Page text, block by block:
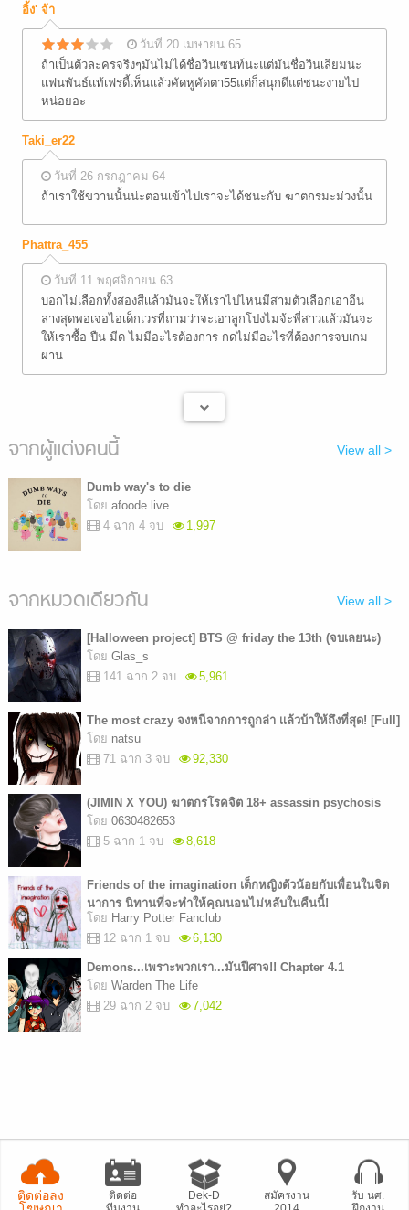
อิ้ง' จ้า
วันที่ 20 เมษายน 65
ถ้าเป็นตัวละครจริงๆมันไม่ได้ชื่อวินเซนท์นะแต่มันชื่อวินเลียมนะ
แฟนพันธ์แท้เฟรดี้เห็นแล้วคัดหูคัดตา55แต่ก็สนุกดีแต่ชนะง่ายไป
หน่อยอะ
Taki_er22
วันที่ 26 กรกฎาคม 64
ถ้าเราใช้ขวานนั้นน่ะตอนเข้าไปเราจะได้ชนะกับ ฆาตกรมะม่วงนั้น
Phattra_455
วันที่ 11 พฤศจิกายน 63
บอกไม่เลือกทั้งสองสีเเล้วมันจะให้เราไปไหนมีสามตัวเลือกเอาอีน
ล่างสุดพอเจอไอเด็กเวรที่ถามว่าจะเอาลูกโป่งไม่จ้ะพี่สาวเเล้วมันจะ
ให้เราซื้อ ปืน มีด ไม่มีอะไรต้องการ กดไม่มีอะไรที่ต้องการจบเกม
ผ่าน
จากผู้แต่งคนนี้ View all >
Dumb way's to die
โดย afoode live
4 ฉาก 4 จบ
1,997
จากหมวดเดียวกัน View all >
[Halloween project] BTS @ friday the 13th (จบเลยนะ)
โดย Glas_s
141 ฉาก 2 จบ
5,961
The most crazy จงหนีจากการถูกล่า เเล้วบ้าให้ถึงที่สุด! [Full]
โดย natsu
71 ฉาก 3 จบ
92,330
(JIMIN X YOU) ฆาตกรโรคจิต 18+ assassin psychosis
โดย 0630482653
5 ฉาก 1 จบ
8,618
Friends of the imagination เด็กหญิงตัวน้อยกับเพื่อนในจิต
นาการ นิทานที่จะทำให้คุณนอนไม่หลับในคืนนี้!
โดย Harry Potter Fanclub
12 ฉาก 1 จบ
6,130
Demons...เพราะพวกเรา...มันปีศาจ!! Chapter 4.1
โดย Warden The Life
29 ฉาก 2 จบ
7,042
ติดต่อลง
ติดต่อ
Dek-D
สมัครงาน
รับ นศ.